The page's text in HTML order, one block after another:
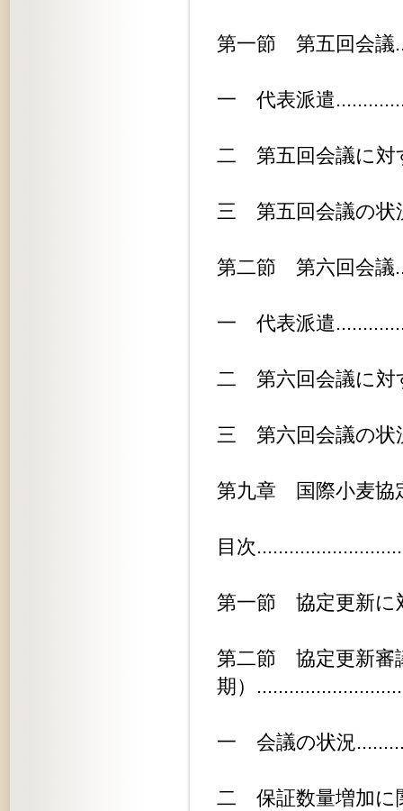
第一節 第五回会議
一 代表派遣
二 第五回会議に対
三 第五回会議の状
第二節 第六回会議
一 代表派遣
二 第六回会議に対
三 第六回会議の状
第九章 国際小麦協
目次
第一節 協定更新に
第二節 協定更新審
期）
一 会議の状況
二 保証数量増加に